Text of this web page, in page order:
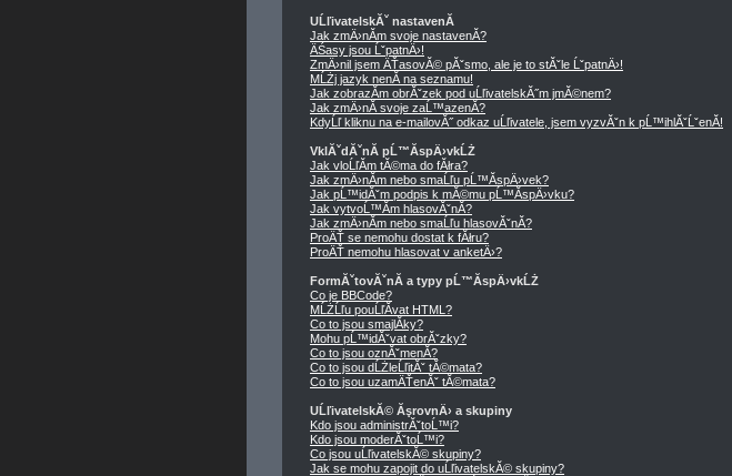
UĹľivatelskĂˇ nastavenĂ­
Jak zmÄ›nĂ­m svoje nastavenĂ­?
ÄŚasy jsou ĹˇpatnÄ›!
ZmÄ›nil jsem ÄŤasovĂ© pĂˇsmo, ale je to stĂˇle ĹˇpatnÄ›!
MĹŻj jazyk nenĂ­ na seznamu!
Jak zobrazĂ­m obrĂˇzek pod uĹľivatelskĂ˝m jmĂ©nem?
Jak zmÄ›nĂ­ svoje zaĹ™azenĂ­?
KdyĹľ kliknu na e-mailovĂ˝ odkaz uĹľivatele, jsem vyzvĂˇn k pĹ™ihlĂˇĹˇenĂ­!
VklĂˇdĂˇnĂ­ pĹ™Ă­spÄ›vkĹŻ
Jak vloĹľĂ­m tĂ©ma do fĂłra?
Jak zmÄ›nĂ­m nebo smaĹľu pĹ™Ă­spÄ›vek?
Jak pĹ™idĂˇm podpis k mĂ©mu pĹ™Ă­spÄ›vku?
Jak vytvoĹ™Ă­m hlasovĂˇnĂ­?
Jak zmÄ›nĂ­m nebo smaĹľu hlasovĂˇnĂ­?
ProÄŤ se nemohu dostat k fĂłru?
ProÄŤ nemohu hlasovat v anketÄ›?
FormĂˇtovĂˇnĂ­ a typy pĹ™Ă­spÄ›vkĹŻ
Co je BBCode?
MĹŻĹľu pouĹľĂ­vat HTML?
Co to jsou smajlĂ­ky?
Mohu pĹ™idĂˇvat obrĂˇzky?
Co to jsou oznĂˇmenĂ­?
Co to jsou dĹŻleĹľitĂˇ tĂ©mata?
Co to jsou uzamÄŤenĂˇ tĂ©mata?
UĹľivatelskĂ© ĂşrovnÄ› a skupiny
Kdo jsou administrĂˇtoĹ™i?
Kdo jsou moderĂˇtoĹ™i?
Co jsou uĹľivatelskĂ© skupiny?
Jak se mohu zapojit do uĹľivatelskĂ© skupiny?